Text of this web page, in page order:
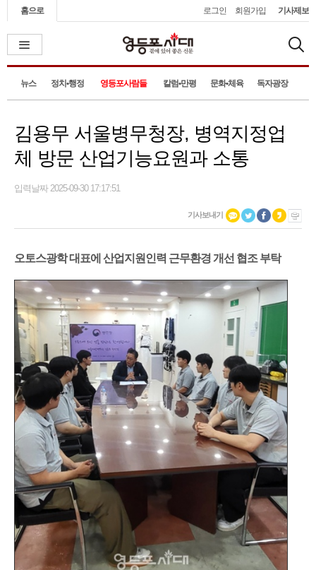
홈으로 로그인 회원가입 기사제보
뉴스 정치•행정 영등포사람들 칼럼•만평 문화•체육 독자광장
김용무 서울병무청장, 병역지정업
체 방문 산업기능요원과 소통
입력날짜 2025-09-30 17:17:51
기사보내기
오토스광학 대표에 산업지원인력 근무환경 개선 협조 부탁